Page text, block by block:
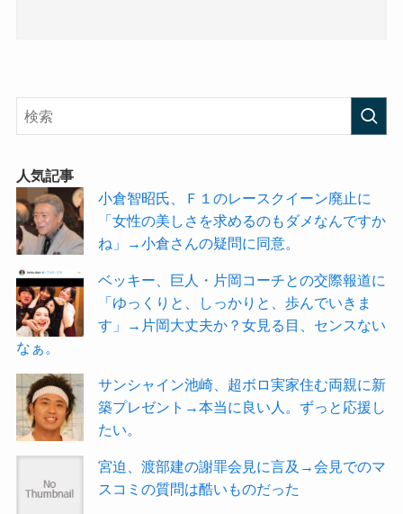
人気記事
小倉智昭氏、Ｆ１のレースクイーン廃止に
「女性の美しさを求めるのもダメなんですか
ね」→小倉さんの疑問に同意。
ベッキー、巨人・片岡コーチとの交際報道に
「ゆっくりと、しっかりと、歩んでいきま
す」→片岡大丈夫か？女見る目、センスない
なぁ。
サンシャイン池崎、超ボロ実家住む両親に新
築プレゼント→本当に良い人。ずっと応援し
たい。
宮迫、渡部建の謝罪会見に言及→会見でのマ
スコミの質問は酷いものだった